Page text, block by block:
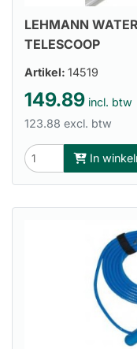
LEHMANN
TELESCOOP
Artikel: 14519
149.89 incl. btw
123.88 excl. btw
In